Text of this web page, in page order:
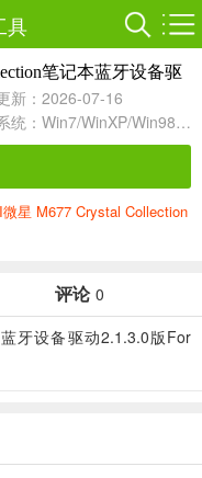
具
笔记本蓝牙设备驱
新：2026-07-16
系统：Win7/WinXP/Win98/Win8/Win10兼容软件
星 M677 Crystal Collection
评论 0
牙设备驱动2.1.3.0版For